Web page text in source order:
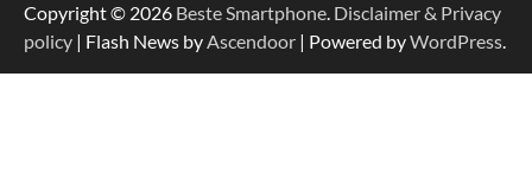
Copyright © 2026 Beste Smartphone. Disclaimer & Privacy
policy | Flash News byAscendoor | Powered byWordPress.